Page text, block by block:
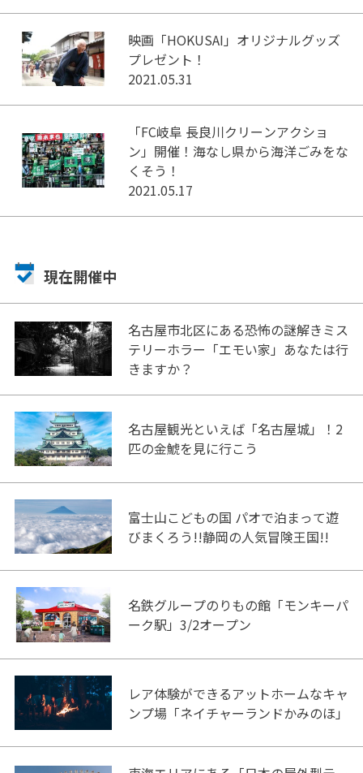
映画「HOKUSAI」オリジナルグッズ
プレゼント！
2021.05.31
「FC岐阜 長良川クリーンアクショ
ン」開催！海なし県から海洋ごみをな
くそう！
2021.05.17
現在開催中
名古屋市北区にある恐怖の謎解きミス
テリーホラー「エモい家」あなたは行
きますか？
名古屋観光といえば「名古屋城」！2
匹の金鯱を見に行こう
富士山こどもの国 パオで泊まって遊
びまくろう!!静岡の人気冒険王国!!
名鉄グループのりもの館「モンキーパ
ーク駅」3/2オープン
レア体験ができるアットホームなキャ
ンプ場「ネイチャーランドかみのほ」